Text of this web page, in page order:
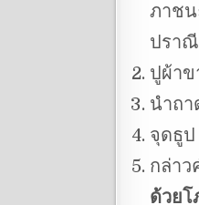
ภาชน
ปราณี
ปูผ้า
นำถา
จุดธูป
กล่าว
ด้วยโ